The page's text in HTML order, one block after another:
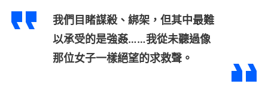
我們目睹謀殺、綁架，但其中最難
以承受的是強姦……我從未聽過像
那位女子一樣絕望的求救聲。